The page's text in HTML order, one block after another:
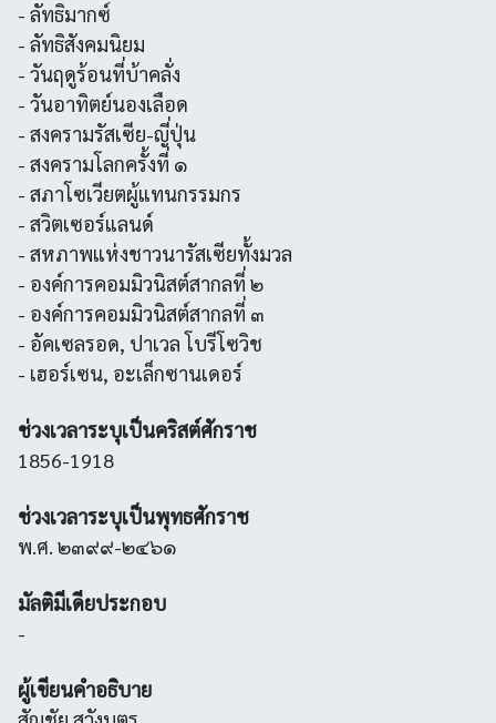
- ลัทธิมากซ์
- ลัทธิสังคมนิยม
- วันฤดูร้อนที่บ้าคลั่ง
- วันอาทิตย์นองเลือด
- สงครามรัสเซีย-ญี่ปุ่น
- สงครามโลกครั้งที่ ๑
- สภาโซเวียตผู้แทนกรรมกร
- สวิตเซอร์แลนด์
- สหภาพแห่งชาวนารัสเซียทั้งมวล
- องค์การคอมมิวนิสต์สากลที่ ๒
- องค์การคอมมิวนิสต์สากลที่ ๓
- อัคเซลรอด, ปาเวล โบรีโซวิช
- เฮอร์เซน, อะเล็กซานเดอร์
ช่วงเวลาระบุเป็นคริสต์ศักราช
1856-1918
ช่วงเวลาระบุเป็นพุทธศักราช
พ.ศ. ๒๓๙๙-๒๔๖๑
มัลติมีเดียประกอบ
-
ผู้เขียนคำอธิบาย